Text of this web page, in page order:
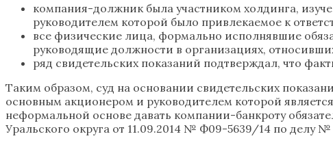
компания-должник была участником холдинга,
руководителем которой было привлекаемое к
все физические лица, формально исполнявшие
руководящие должности в организациях,
ряд свидетельских показаний подтверждал, что
Таким образом, суд на основании свидетельских
основным акционером и руководителем которой
неформальной основе давать компании-банкроту
Уральского округа от 11.09.2014 № Ф09-5639/14 по делу